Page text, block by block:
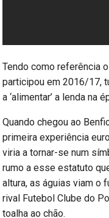
Tendo como referência
participou em 2016/17,
a ‘alimentar’ a lenda na
Quando chegou ao
primeira experiência
viria a tornar-se num
rumo a esse estatuto
altura, as águias viam o
rival Futebol Clube do
toalha ao chão.